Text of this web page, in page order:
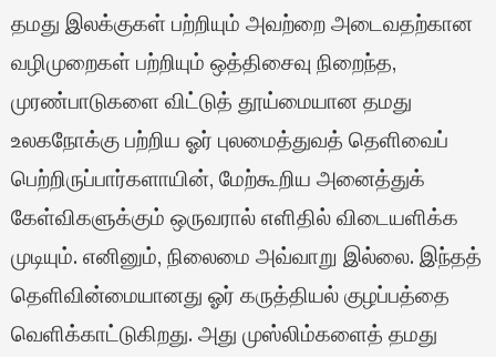
தமது இலக்குகள் பற்றியும் அவற்றை அடைவதற்கான
வழிமுறைகள் பற்றியும் ஒத்திசைவு நிறைந்த,
முரண்பாடுகளை விட்டுத் தூய்மையான தமது
உலகநோக்கு பற்றிய ஓர் புலமைத்துவத் தெளிவைப்
பெற்றிருப்பார்களாயின், மேற்கூறிய அனைத்துக்
கேள்விகளுக்கும் ஒருவரால் எளிதில் விடையளிக்க
முடியும். எனினும், நிலைமை அவ்வாறு இல்லை. இந்தத்
தெளிவின்மையானது ஓர் கருத்தியல் குழப்பத்தை
வெளிக்காட்டுகிறது. அது முஸ்லிம்களைத் தமது